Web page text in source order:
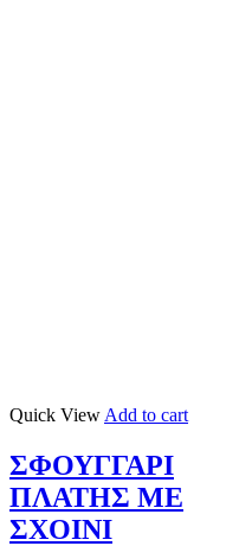
Quick View Add to cart
ΣΦΟΥΓΓΑΡΙ
ΠΛΑΤΗΣ ΜΕ
ΣΧΟΙΝΙ